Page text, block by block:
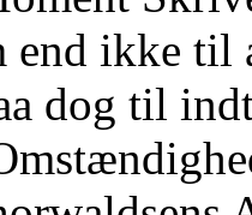
end ikke
dog til